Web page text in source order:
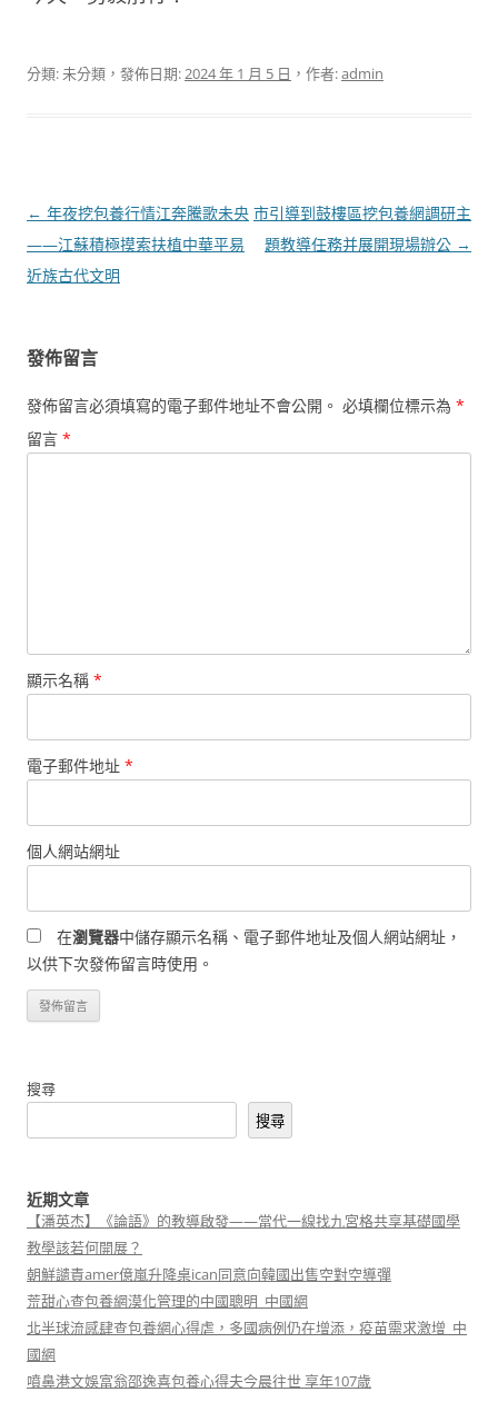
分類: 未分類，發佈日期:2024 年 1 月 5 日 ，作者:admin
文
章
導
← 年夜挖包養行情江奔騰歌未央
——江蘇積極摸索扶植中華平易
近族古代文明
市引導到鼓樓區挖包養網調研主
題教導任務并展開現場辦公 →
發佈留言
發佈留言必須填寫的電子郵件地址不會公開。 必填欄位標示為 *
留言 *
顯示名稱 *
電子郵件地址 *
個人網站網址
在瀏覽器中儲存顯示名稱、電子郵件地址及個人網站網址，
以供下次發佈留言時使用。
搜尋
搜尋
近期文章
【潘英杰】《論語》的教導啟發——當代一線找九宮格共享基礎國學
教學該若何開展？
朝鮮譴責amer億嵐升降桌ican同意向韓國出售空對空導彈
荒甜心查包養網漠化管理的中國聰明_中國網
北半球流感肆查包養網心得虐，多國病例仍在增添，疫苗需求激增_中
國網
噴鼻港文娛富翁邵逸喜包養心得夫今晨往世 享年107歲